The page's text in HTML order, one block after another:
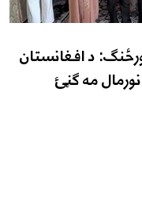
د افغانستان
مه ګڼئ